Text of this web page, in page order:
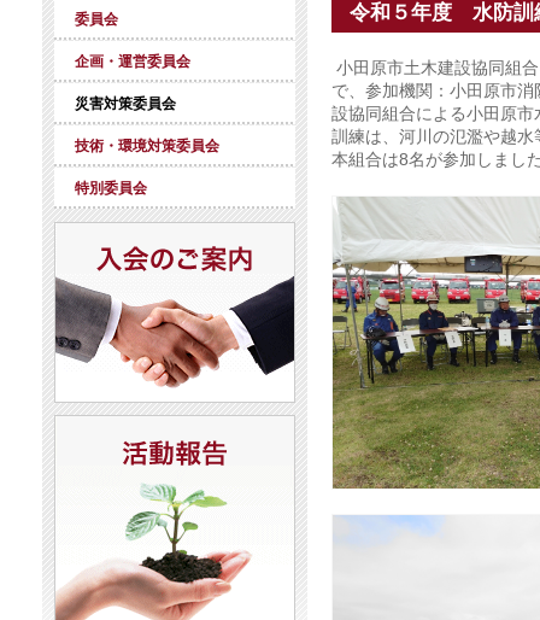
令和５年度 水防訓
小田原市土木建設協同組
で、参加機関：小田原市
設協同組合による小田原
訓練は、河川の氾濫や越
本組合は8名が参加しまし
委員会
企画・運営委員会
災害対策委員会
技術・環境対策委員会
特別委員会